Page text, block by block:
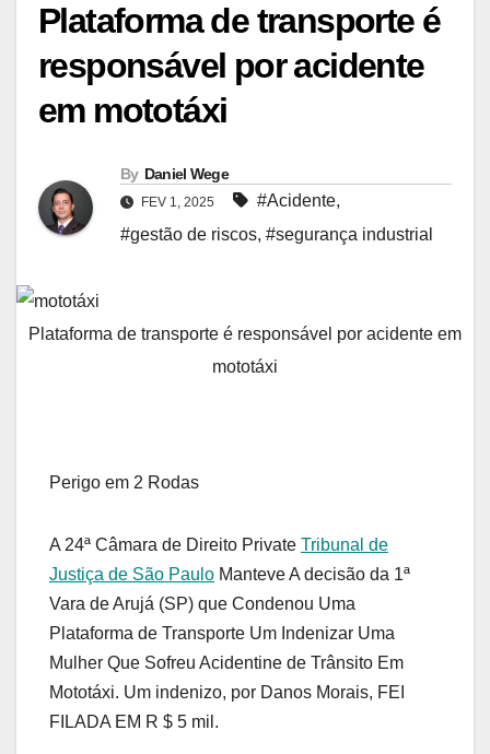
Plataforma de transporte é
responsável por acidente
em mototáxi
By Daniel Wege
FEV 1, 2025 #Acidente,
#gestão de riscos, #segurança industrial
Plataforma de transporte é responsável por acidente em
mototáxi
Perigo em 2 Rodas
A 24ª Câmara de Direito Private Tribunal de
Justiça de São Paulo Manteve A decisão da 1ª
Vara de Arujá (SP) que Condenou Uma
Plataforma de Transporte Um Indenizar Uma
Mulher Que Sofreu Acidentine de Trânsito Em
Mototáxi. Um indenizo, por Danos Morais, FEI
FILADA EM R $ 5 mil.